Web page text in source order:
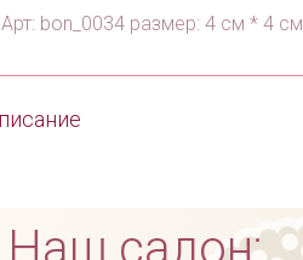
Арт: bon_0034 размер: 4 см * 4 см
Наш салон: